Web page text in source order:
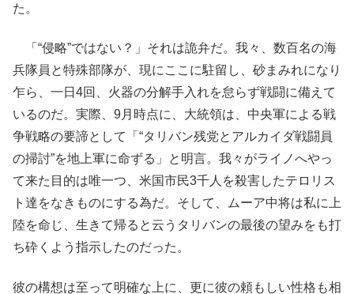
た。
「“侵略”ではない？」それは詭弁だ。我々、数百名の海
兵隊員と特殊部隊が、現にここに駐留し、砂まみれになり
乍ら、一日4回、火器の分解手入れを怠らず戦闘に備えて
いるのだ。実際、9月時点に、大統領は、中央軍による戦
争戦略の要諦として「“タリバン残党とアルカイダ戦闘員
の掃討”を地上軍に命ずる」と明言。我々がライノへやっ
て来た目的は唯一つ、米国市民3千人を殺害したテロリス
ト達をなきものにする為だ。そして、ムーア中将は私に上
陸を命じ、生きて帰ると云うタリバンの最後の望みをも打
ち砕くよう指示したのだった。
彼の構想は至って明確な上に、更に彼の頼もしい性格も相